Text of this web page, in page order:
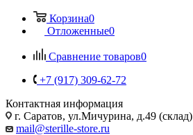
Корзина0
Отложенные0
Сравнение товаров0
+7 (917) 309-62-72
Контактная информация
г. Саратов, ул.Мичурина, д.49 (склад)
mail@sterille-store.ru